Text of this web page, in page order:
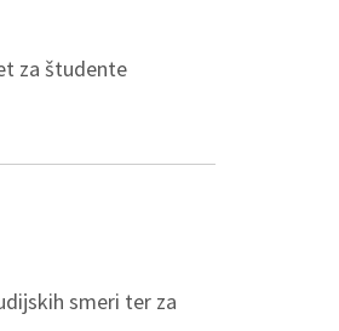
za študente
smeri ter za